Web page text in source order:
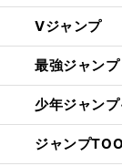
Vジャンプ
最強ジャンプ
少年ジャン
ジャンプ